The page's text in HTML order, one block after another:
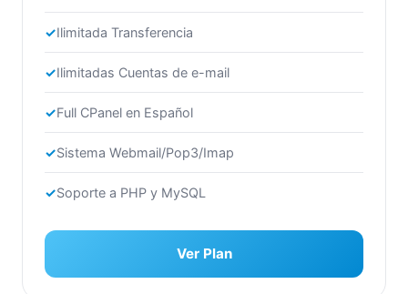
Ilimitada Transferencia
Ilimitadas Cuentas de e-mail
Full CPanel en Español
Sistema Webmail/Pop3/Imap
Soporte a PHP y MySQL
Ver Plan